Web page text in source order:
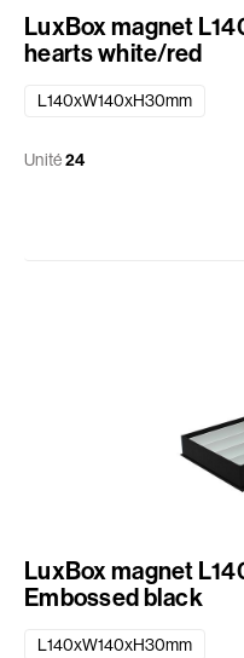
LuxBox magnet
hearts white/red
L140xW140xH30mm
Unité24
LuxBox magnet
Embossed black
L140xW140xH30mm